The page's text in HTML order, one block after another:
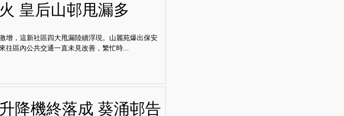
皇后山邨甩漏多
增，這新社區四大甩漏陸續浮現。山麗苑爆出保安
區內公共交通一直未見改善，繁忙時...
降機終落成 葵涌邨告